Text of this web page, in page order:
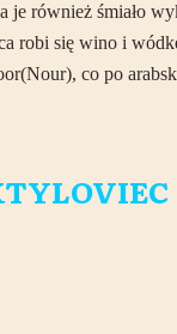
również śmiało
robi się wino i
co po